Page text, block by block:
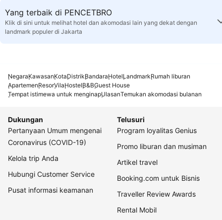
Yang terbaik di PENCETBRO
Klik di sini untuk melihat hotel dan akomodasi lain yang dekat dengan
landmark populer di Jakarta
NegaraKawasanKotaDistrikBandaraHotelLandmarkRumah liburan
ApartemenResorVilaHostelB&BGuest House
Tempat istimewa untuk menginapUlasanTemukan akomodasi bulanan
Dukungan
Pertanyaan Umum mengenai
Coronavirus (COVID-19)
Kelola trip Anda
Hubungi Customer Service
Pusat informasi keamanan
Telusuri
Program loyalitas Genius
Promo liburan dan musiman
Artikel travel
Booking.com untuk Bisnis
Traveller Review Awards
Rental Mobil